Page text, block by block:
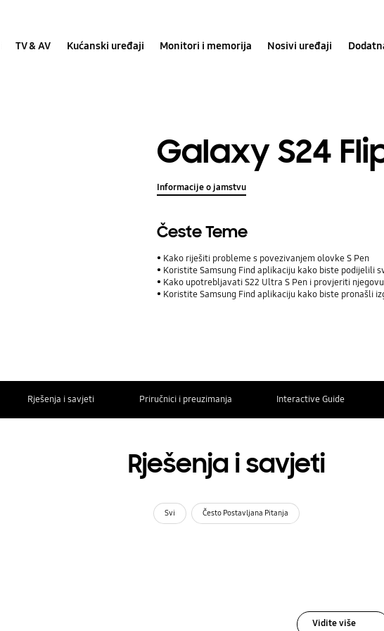
TV & AV Kućanski uređaji Monitori i memorija Nosivi uređaji
Galaxy S24
Informacije o jamstvu
Česte Teme
Kako riješiti probleme s povezivanjem olovke S Pen
Koristite Samsung Find aplikaciju kako biste podijelili svoju
Kako upotrebljavati S22 Ultra S Pen i provjeriti
Koristite Samsung Find aplikaciju kako biste pronašli
Rješenja i savjeti Priručnici i preuzimanja Interactive Guide
Rješenja i savjeti
Svi Često Postavljana Pitanja
Vidite više